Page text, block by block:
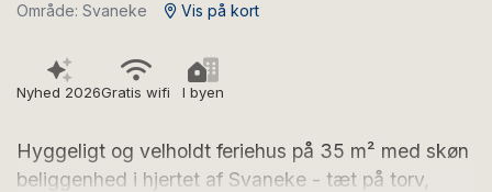
Område: Svaneke Vis på kort
Nyhed 2026Gratis wifi I byen
Hyggeligt og velholdt feriehus på 35 m² med skøn
beliggenhed i hjertet af Svaneke - tæt på torv,